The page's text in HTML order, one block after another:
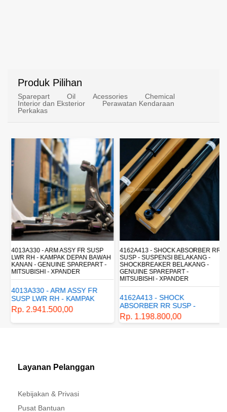
Produk Pilihan
Sparepart Oil Acessories
Chemical
Interior dan Eksterior
Perawatan Kendaraan
Perkakas
4013A330 - ARM ASSY FR SUSP
LWR RH - KAMPAK DEPAN BAWAH
KANAN - GENUINE SPAREPART -
MITSUBISHI - XPANDER
4013A330 - ARM ASSY FR
SUSP LWR RH - KAMPAK
DEPAN BAWAH KANAN -
GENUINE SPAREPART -
MITSUBISHI - XPANDER
Rp. 2.941.500,00
4162A413 - SHOCK ABSORBER RR
SUSP - SUSPENSI BELAKANG -
SHOCKBREAKER BELAKANG -
GENUINE SPAREPART -
MITSUBISHI - XPANDER
4162A413 - SHOCK
ABSORBER RR SUSP -
SUSPENSI BELAKANG -
SHOCKBREAKER BELAKANG
Rp. 1.198.800,00
Layanan Pelanggan
Kebijakan & Privasi
Pusat Bantuan